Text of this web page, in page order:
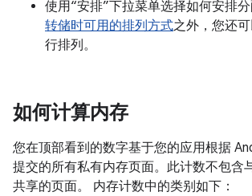
使用“安排”下拉菜单选择如何安排
转储时可用的排列方式之外，您还
行排列。
如何计算内存
您在顶部看到的数字基于您的应用根据
提交的所有私有内存页面。此计数不包含
共享的页面。 内存计数中的类别如下：